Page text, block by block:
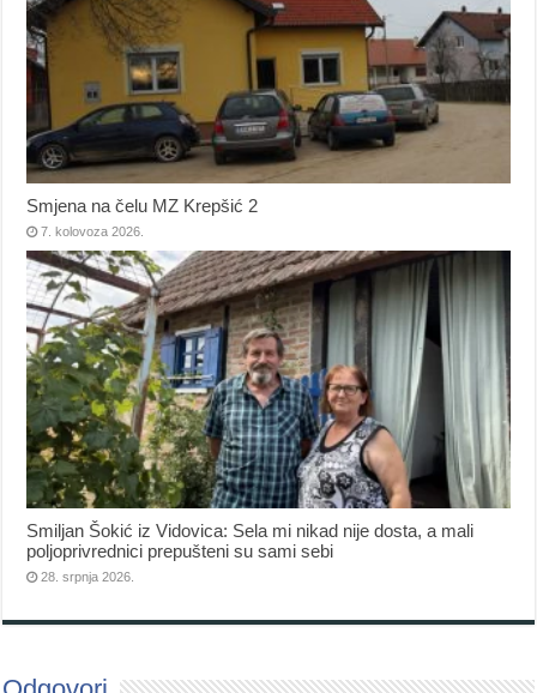
Smjena na čelu MZ Krepšić 2
7. kolovoza 2026.
Smiljan Šokić iz Vidovica: Sela mi nikad nije dosta, a mali
poljoprivrednici prepušteni su sami sebi
28. srpnja 2026.